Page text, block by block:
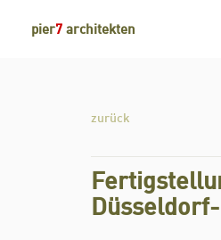
pier7 architekten
zurück